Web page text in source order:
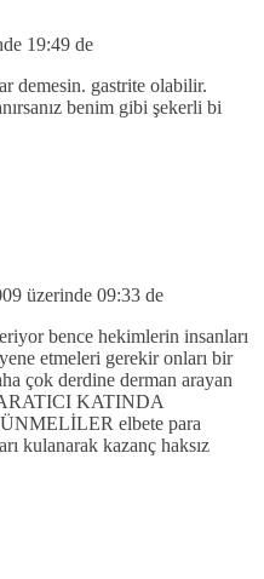
19:49 de
demesin. gastrite olabilir.
benim gibi şekerli bi
üzerinde 09:33 de
bence hekimlerin insanları
etmeleri gerekir onları bir
çok derdine derman arayan
KATINDA
elbete para
kulanarak kazanç haksız